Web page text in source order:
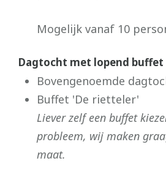
Mogelijk vanaf 10
Dagtocht met lopend buffet
Bovengenoemde
Buffet 'De rietteler'
Liever zelf een buffet
probleem, wij maken
maat.